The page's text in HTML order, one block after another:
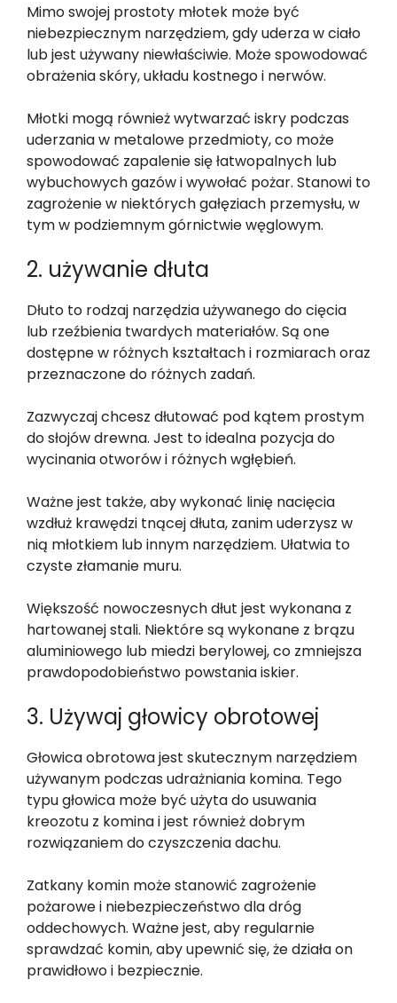
Mimo swojej prostoty młotek może być
niebezpiecznym narzędziem, gdy uderza w ciało
lub jest używany niewłaściwie. Może spowodować
obrażenia skóry, układu kostnego i nerwów.
Młotki mogą również wytwarzać iskry podczas
uderzania w metalowe przedmioty, co może
spowodować zapalenie się łatwopalnych lub
wybuchowych gazów i wywołać pożar. Stanowi to
zagrożenie w niektórych gałęziach przemysłu, w
tym w podziemnym górnictwie węglowym.
2. używanie dłuta
Dłuto to rodzaj narzędzia używanego do cięcia
lub rzeźbienia twardych materiałów. Są one
dostępne w różnych kształtach i rozmiarach oraz
przeznaczone do różnych zadań.
Zazwyczaj chcesz dłutować pod kątem prostym
do słojów drewna. Jest to idealna pozycja do
wycinania otworów i różnych wgłębień.
Ważne jest także, aby wykonać linię nacięcia
wzdłuż krawędzi tnącej dłuta, zanim uderzysz w
nią młotkiem lub innym narzędziem. Ułatwia to
czyste złamanie muru.
Większość nowoczesnych dłut jest wykonana z
hartowanej stali. Niektóre są wykonane z brązu
aluminiowego lub miedzi berylowej, co zmniejsza
prawdopodobieństwo powstania iskier.
3. Używaj głowicy obrotowej
Głowica obrotowa jest skutecznym narzędziem
używanym podczas udrażniania komina. Tego
typu głowica może być użyta do usuwania
kreozotu z komina i jest również dobrym
rozwiązaniem do czyszczenia dachu.
Zatkany komin może stanowić zagrożenie
pożarowe i niebezpieczeństwo dla dróg
oddechowych. Ważne jest, aby regularnie
sprawdzać komin, aby upewnić się, że działa on
prawidłowo i bezpiecznie.